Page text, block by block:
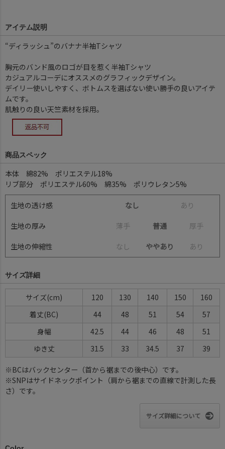
アイテム説明
“ディラッシュ”のバナナ半袖Tシャツ
胸元のバンド風のロゴが目を惹く半袖Tシャツ
カジュアルコーデにオススメのグラフィックデザイン。
デイリー使いしやすく、ボトムスを選ばない使い勝手の良いアイテ
ムです。
肌触りの良い天竺素材を採用。
商品スペック
本体 綿82% ポリエステル18%
リブ部分 ポリエステル60% 綿35% ポリウレタン5%
生地の透け感 なし あ り
生地の厚み 薄手 普通 厚手
生地の伸縮性 な し ややあり あ り
サイズ詳細
サイズ(cm) 120 130 140 150
160
着丈(BC)
44 48 51 54
57
身幅
42.5 44 46 48
51
ゆき丈
31.5 33 34.5 37 39
※BCはバックセンター（首から裾までの後中心）です。
※SNPはサイドネックポイント（肩から裾までの直線で計測した長
さ）です。
サイズ詳細について